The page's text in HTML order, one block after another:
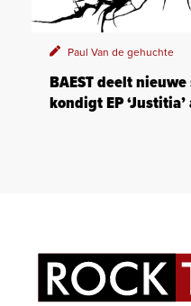
Paul Van de gehuchte
BAEST deelt nieuwe
kondigt EP ‘Justitia’